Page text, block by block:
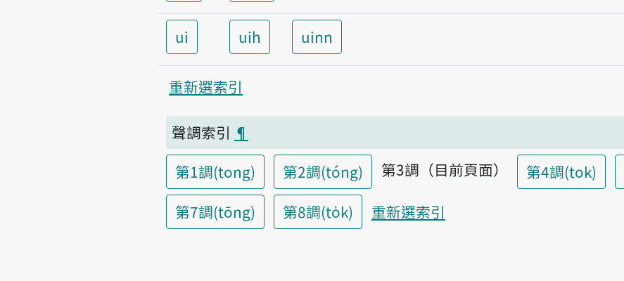
ui uih uinn
重新選索引
聲調索引 ¶
第1調(tong)
第2調(tóng) 第3調（目前頁面） 第4調(tok)
第7調(tōng)
第8調(to̍k) 重新選索引